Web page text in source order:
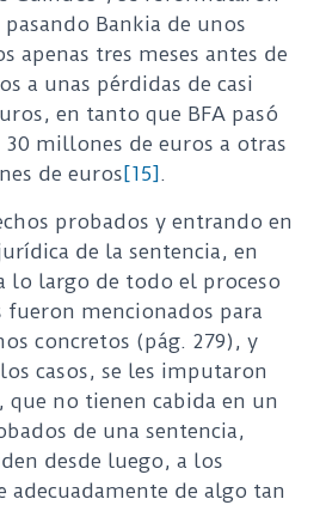
Bankia de unos
apenas tres meses antes de
a unas pérdidas de casi
en tanto que BFA pasó
30 millones de euros a otras
de euros [15] .
probados y entrando en
de la sentencia, en
lo largo de todo el proceso
fueron mencionados para
concretos (pág. 279), y
casos, se les imputaron
que no tienen cabida en un
de una sentencia,
desde luego, a los
adecuadamente de algo tan